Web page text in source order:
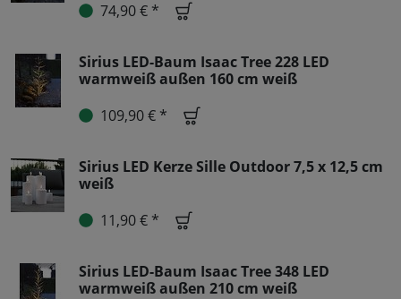
74,90 € *
Sirius LED-Baum Isaac Tree 228 LED
warmweiß außen 160 cm weiß
109,90 € *
Sirius LED Kerze Sille Outdoor 7,5 x 12,5 cm
weiß
11,90 € *
Sirius LED-Baum Isaac Tree 348 LED
warmweiß außen 210 cm weiß